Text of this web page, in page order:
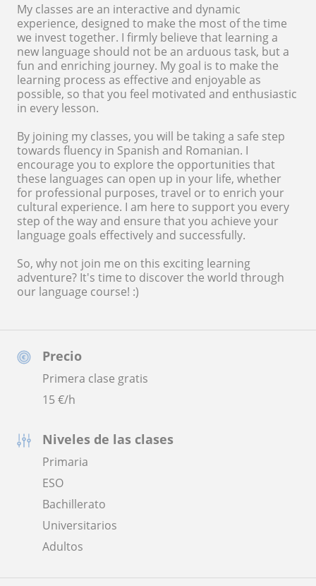
Precio
Primera clase gratis
15€/h
Niveles de las clases
Primaria
ESO
Bachillerato
Universitarios
Adultos
My classes are an interactive and dynamic
experience, designed to make the most of the time
we invest together. I firmly believe that learning a
new language should not be an arduous task, but a
fun and enriching journey. My goal is to make the
learning process as effective and enjoyable as
possible, so that you feel motivated and enthusiastic
in every lesson.
By joining my classes, you will be taking a safe step
towards fluency in Spanish and Romanian. I
encourage you to explore the opportunities that
these languages can open up in your life, whether
for professional purposes, travel or to enrich your
cultural experience. I am here to support you every
step of the way and ensure that you achieve your
language goals effectively and successfully.
So, why not join me on this exciting learning
adventure? It's time to discover the world through
our language course! :)